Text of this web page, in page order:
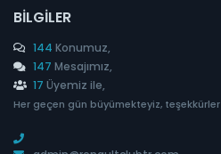
BILGILER
144 Konumuz,
147 Mesajımız,
17 Üyemiz ile,
Her geçen gün büyümekteyiz, teşekkürler